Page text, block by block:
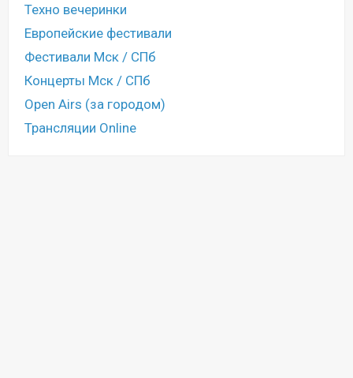
Техно вечеринки
Европейские фестивали
Фестивали Мск / СПб
Концерты Мск / СПб
Open Airs (за городом)
Трансляции Online